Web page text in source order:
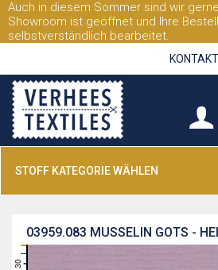
Auch in diesem Sommer sind wir
Showroom ist geöffnet und Ihre
selbstverständlich bearbeitet.
KONTAKT
STOFF KATEGORIE WÄHLEN
MUSSELIN GOTS -
03959.083